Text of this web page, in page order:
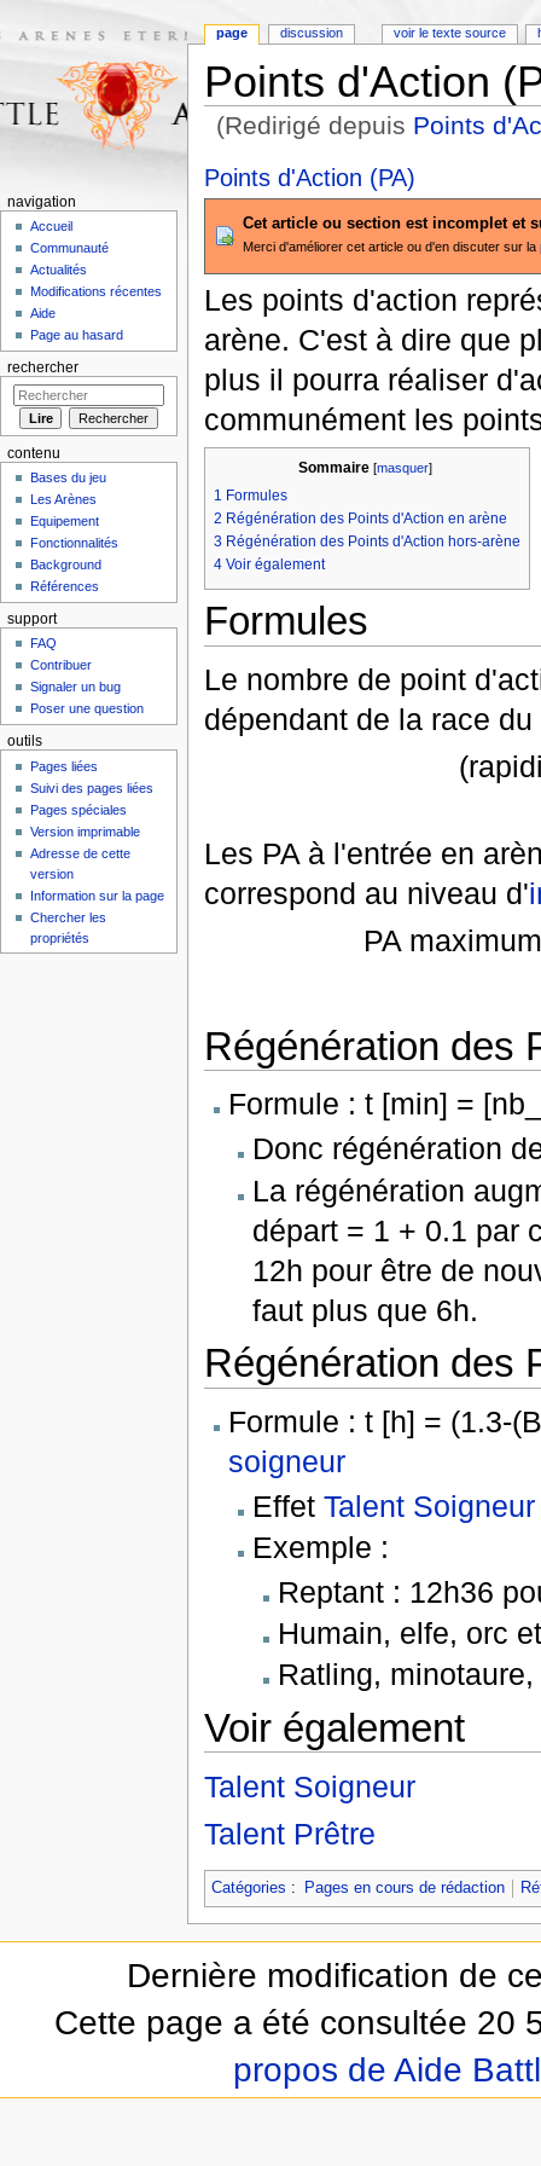
Points d'Action
(Redirigé depuis Points
Points d'Action (PA)
Cet article ou section est incomplet et
Merci d'améliorer cet article ou d'en discuter sur la
Les points d'action
arène. C'est à dire que
plus il pourra réaliser
communément les
Sommaire[masquer]
1 Formules
2 Régénération des Points d'Action en arène
3 Régénération des Points d'Action hors-arène
4 Voir également
Formules
Le nombre de point
dépendant de la race
Les PA à l'entrée en
correspond au niveau d'
PA
Régénération des
Formule : t [min] =
Donc régénération
La régénération
départ = 1 + 0.1 par
12h pour être de
faut plus que 6h.
Régénération des
Formule : t [h] = (1.3-
soigneur
EffetTalent Soigneur
Exemple :
Reptant : 12h36
Humain, elfe, orc
Ratling,
Voir également
Talent Soigneur
Talent Prêtre
Catégories : Pages en cours de rédaction
page discussion voir le texte source
navigation
Accueil
Communauté
Actualités
Modifications récentes
Aide
Page au hasard
rechercher
contenu
Bases du jeu
Les Arènes
Equipement
Fonctionnalités
Background
Références
support
FAQ
Contribuer
Signaler un bug
Poser une question
outils
Pages liées
Suivi des pages liées
Pages spéciales
Version imprimable
Adresse de cette
version
Information sur la page
Chercher les
propriétés
Dernière modification de
Cette page a été consultée 20
propos de Aide